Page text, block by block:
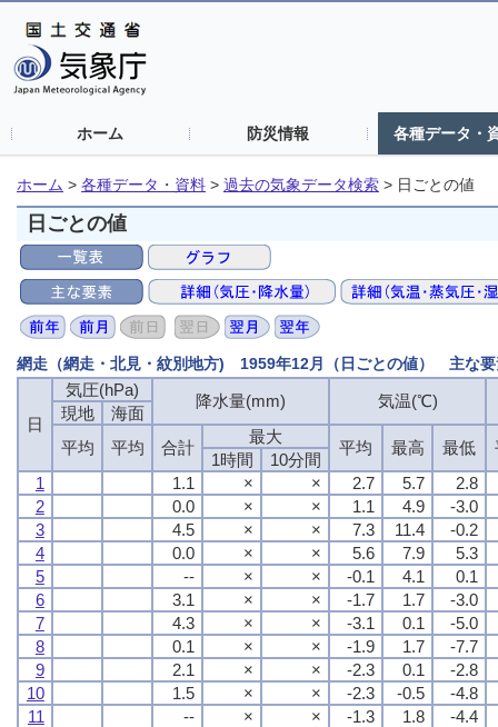
ホーム 防災情報 各種データ・
ホーム > 各種データ・資料 > 過去の気象データ検索 > 日ごとの値
日ごとの値
網走（網走・北見・紋別地方) 1959年12月（日ごとの値） 主な要
日
気圧(hPa)
降水量(mm) 気温(℃)
現地
海面
平均
平均 合計
最大
平均 最高 最低
1時間
10分間
1
1.1 × × 2.7 5.7
2.8
2
0.0 × × 1.1 4.9
-3.0
3
4.5 × × 7.3 11.4
-0.2
4
0.0 × × 5.6 7.9
5.3
5
-- × × -0.1 4.1
0.1
6
3.1 × × -1.7 1.7
-3.0
7
4.3 × × -3.1 0.1
-5.0
8
0.1 × × -1.9 1.7
-7.7
9
2.1 × × -2.3 0.1
-2.8
10
1.5 × × -2.3 -0.5
-4.8
11
-- × × -1.3 1.8
-4.4